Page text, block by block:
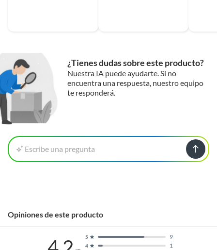
¿Tienes dudas sobre este producto?
Nuestra IA puede ayudarte. Si no
encuentra una respuesta, nuestro equipo
te responderá.
Escribe una pregunta
Opiniones de este producto
4 1
5 9